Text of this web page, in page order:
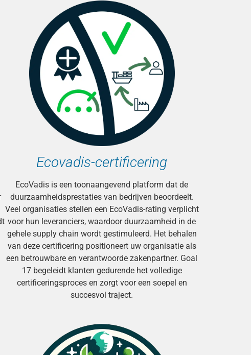
Ecovadis-certificering
EcoVadis is een toonaangevend platform dat de
duurzaamheidsprestaties van bedrijven beoordeelt.
Veel organisaties stellen een EcoVadis-rating verplicht
voor hun leveranciers, waardoor duurzaamheid in de
gehele supply chain wordt gestimuleerd. Het behalen
van deze certificering positioneert uw organisatie als
een betrouwbare en verantwoorde zakenpartner. Goal
17 begeleidt klanten gedurende het volledige
certificeringsproces en zorgt voor een soepel en
succesvol traject.